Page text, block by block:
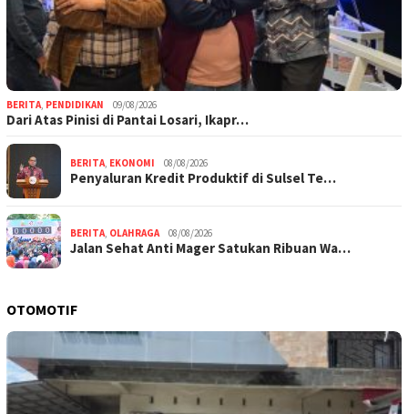
BERITA, PENDIDIKAN 09/08/2026
Dari Atas Pinisi di Pantai Losari, Ikapr…
BERITA, EKONOMI 08/08/2026
Penyaluran Kredit Produktif di Sulsel Te…
BERITA, OLAHRAGA 08/08/2026
Jalan Sehat Anti Mager Satukan Ribuan Wa…
OTOMOTIF